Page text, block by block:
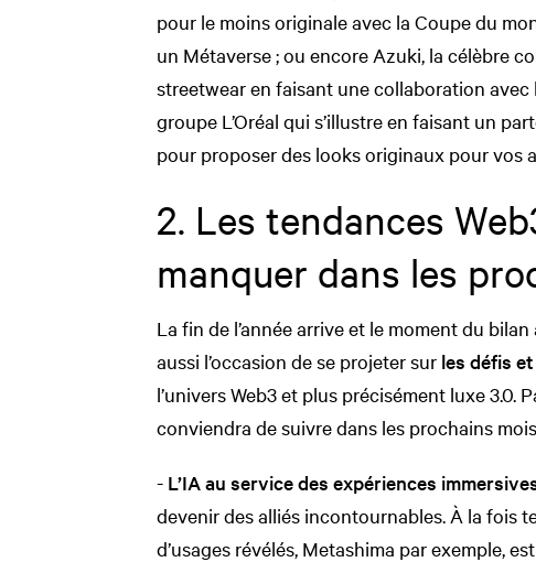
pour le moins originale avec la Coupe du
un Métaverse ; ou encore Azuki, la célèbre
streetwear en faisant une collaboration avec
groupe L’Oréal qui s’illustre en faisant un
pour proposer des looks originaux pour vos
2. Les tendances
manquer dans les
La fin de l’année arrive et le moment du
aussi l’occasion de se projeter sur les défis
l’univers Web3 et plus précisément luxe 3.0.
conviendra de suivre dans les prochains
- L’IA au service des expériences
devenir des alliés incontournables. À la fois
d’usages révélés, Metashima par exemple,